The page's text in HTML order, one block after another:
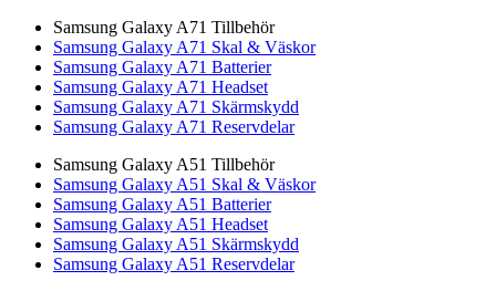
Samsung Galaxy A71 Tillbehör
Samsung Galaxy A71 Skal & Väskor
Samsung Galaxy A71 Batterier
Samsung Galaxy A71 Headset
Samsung Galaxy A71 Skärmskydd
Samsung Galaxy A71 Reservdelar
Samsung Galaxy A51 Tillbehör
Samsung Galaxy A51 Skal & Väskor
Samsung Galaxy A51 Batterier
Samsung Galaxy A51 Headset
Samsung Galaxy A51 Skärmskydd
Samsung Galaxy A51 Reservdelar